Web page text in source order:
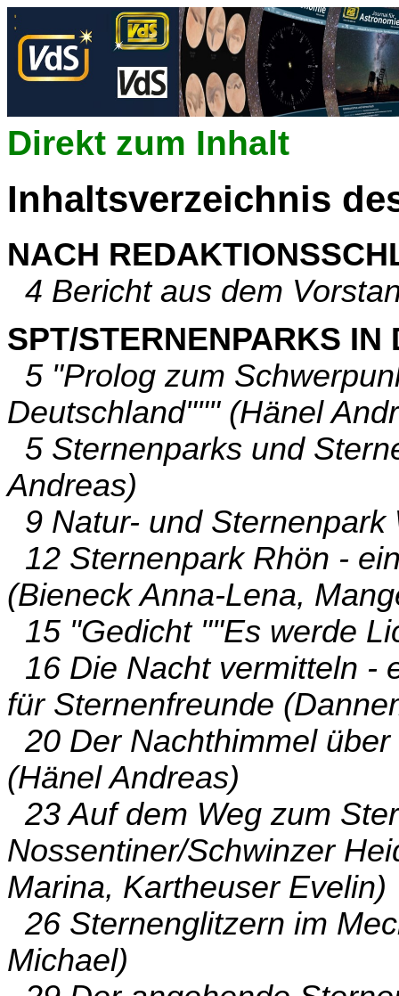
Direkt zum Inhalt
Inhaltsverzeichnis
NACH
4 Bericht aus dem
SPT/STERNENPARKS IN
5 "Prolog zum
Deutschland""" (Hänel
5 Sternenparks und
Andreas)
9 Natur- und
12 Sternenpark Rhön -
(Bieneck Anna-Lena,
15 "Gedicht ""Es werde
16 Die Nacht vermitteln -
für Sternenfreunde
20 Der Nachthimmel
(Hänel Andreas)
23 Auf dem Weg zum
Nossentiner/Schwinzer
Marina, Kartheuser Evelin)
26 Sternenglitzern im
Michael)